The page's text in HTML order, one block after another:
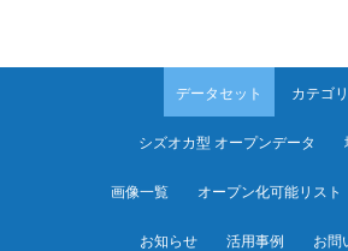
データセット カテゴ
シズオカ型 オープンデータ
画像一覧 オープン化可能リスト
お知らせ 活用事例 お問